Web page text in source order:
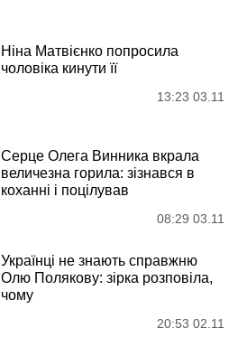
Ніна Матвієнко попросила
чоловіка кинути її
13:23 03.11
Серце Олега Винника вкрала
величезна горила: зізнався в
коханні і поцілував
08:29 03.11
Українці не знають справжню
Олю Полякову: зірка розповіла,
чому
20:53 02.11